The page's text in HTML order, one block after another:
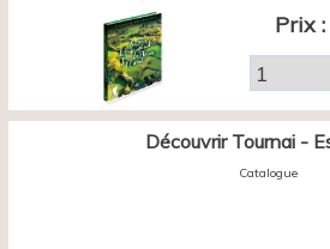
Prix :
Découvrir Tournai -
Catalogue